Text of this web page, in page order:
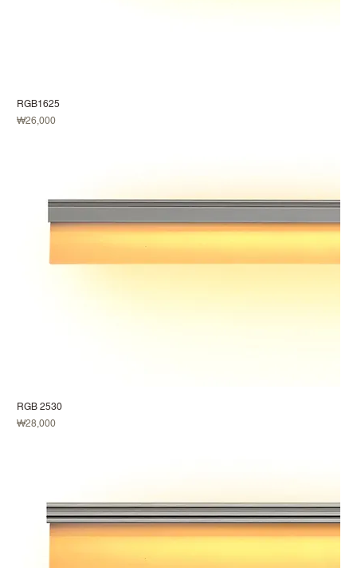
RGB1625
가격
₩26,000
RGB 2530
가격
₩28,000